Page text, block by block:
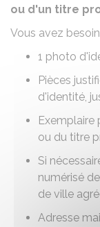
ou d'un titre
Vous avez
1 photo
Pièces
d'identité,
Exemplaire
ou du titre
Si
numérisé
de ville
Adresse